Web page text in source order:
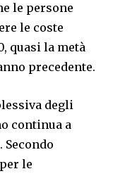
le persone
le coste
quasi la metà
precedente.
degli
continua a
Secondo
le